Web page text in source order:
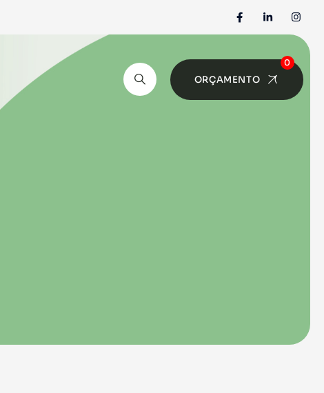
ORÇAMENTO
0